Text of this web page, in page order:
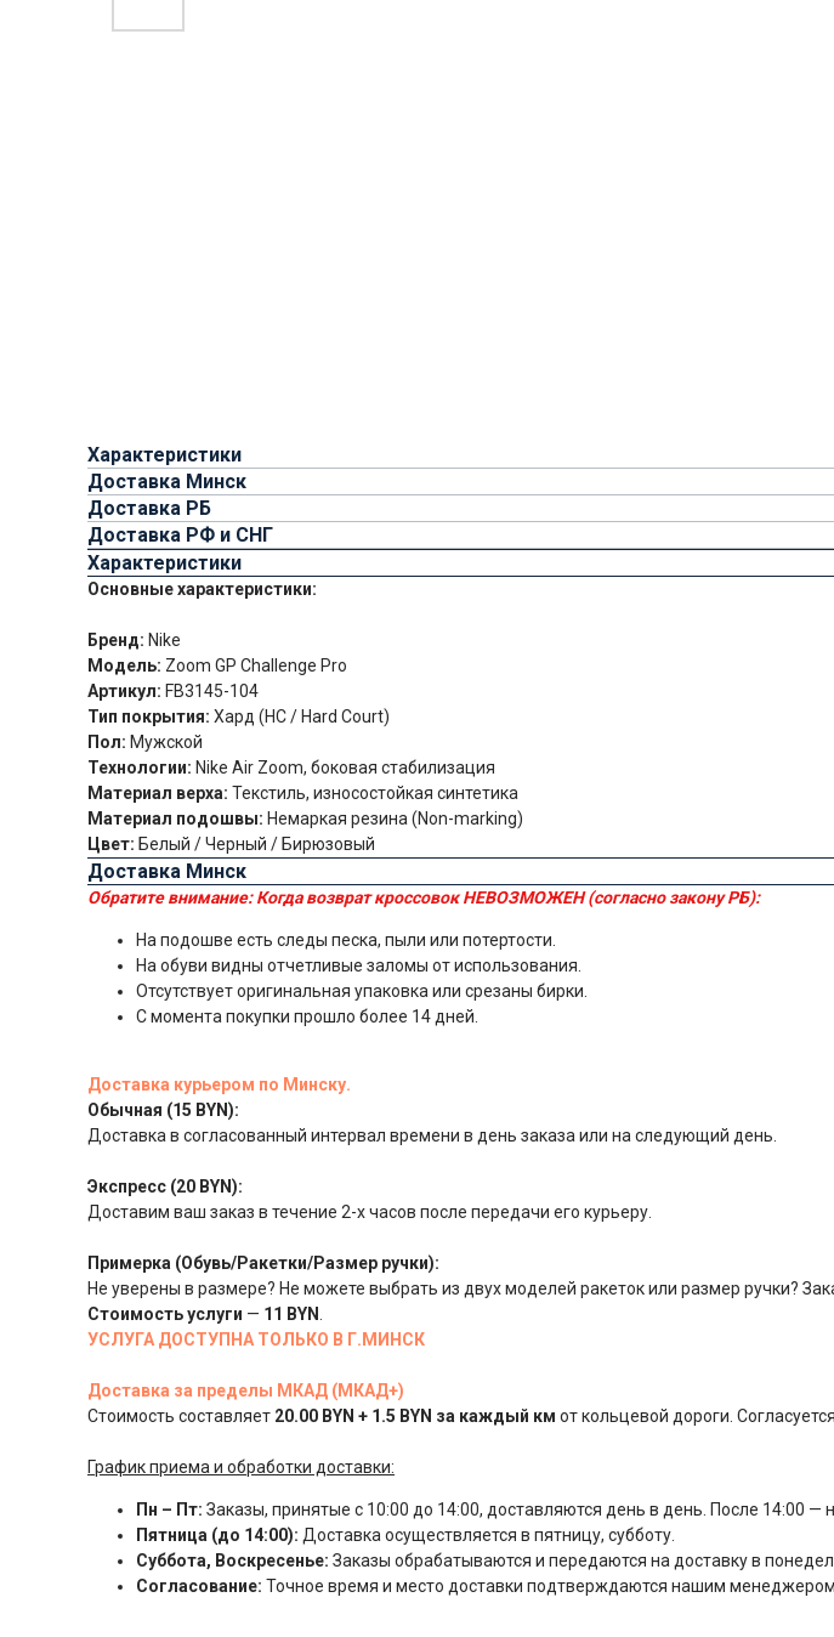
Характеристики
Доставка Минск
Доставка РБ
Доставка РФ и СНГ
Характеристики
Основные характеристики:
Бренд: Nike
Модель: Zoom GP Challenge Pro
Артикул: FB3145-104
Тип покрытия: Хард (HC / Hard Court)
Пол: Мужской
Технологии: Nike Air Zoom, боковая стабилизация
Материал верха: Текстиль, износостойкая синтетика
Материал подошвы: Немаркая резина (Non-marking)
Цвет: Белый / Черный / Бирюзовый
Доставка Минск
Обратите внимание:Когда возврат кроссовок НЕВОЗМОЖЕН (согласно закону РБ):
На подошве есть следы песка, пыли или потертости.
На обуви видны отчетливые заломы от использования.
Отсутствует оригинальная упаковка или срезаны бирки.
С момента покупки прошло более 14 дней.
Доставка курьером по Минску.
Обычная (15 BYN):
Доставка в согласованный интервал времени в день заказа или на следующий день.
Экспресс (20 BYN):
Доставим ваш заказ в течение 2-х часов после передачи его курьеру.
Примерка (Обувь/Ракетки/Размер ручки):
Не уверены в размере? Не можете выбрать из двух моделей ракеток или размер ручки?
Стоимостьуслуги — 11 BYN
УСЛУГА ДОСТУПНА ТОЛЬКО В Г.МИНСК
Доставка за пределы МКАД (МКАД+)
Стоимость составляет 20.00 BYN + 1.5 BYN за каждый км от кольцевой дороги.
График приема и обработки доставки:
Пн – Пт: Заказы, принятые с 10:00 до 14:00, доставляются день в день. После 14:00 —
Пятница (до 14:00): Доставка осуществляется в пятницу, субботу.
Суббота, Воскресенье: Заказы обрабатываются и передаются на доставку в
Согласование: Точное время и место доставки подтверждаются нашим